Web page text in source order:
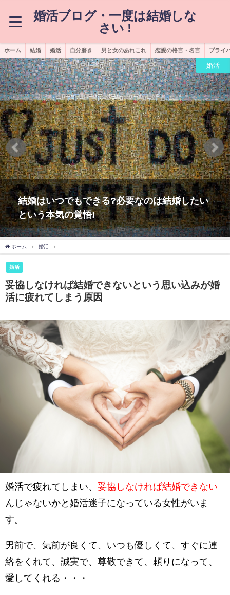
婚活ブログ・一度は結婚しな
さい !
ホーム 結婚 婚活 自分磨き 男と女のあれこれ 恋愛の格言・名言 プライ
婚活
つでもできる?必要なのは結婚したい
気の覚悟!
結婚し
合の特
ホーム 婚活
婚活
妥協しなければ結婚できないという思い込みが婚
活に疲れてしまう原因
婚活で疲れてしまい、 妥協しなければ結婚できない
んじゃないかと婚活迷子になっている女性がいま
す。
男前で、気前が良くて、いつも優しくて、すぐに連
絡をくれて、誠実で、尊敬できて、頼りになって、
愛してくれる・・・